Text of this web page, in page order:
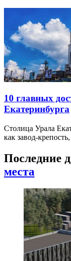
10 главных
Екатеринбурга
Столица Урала
как завод-
Последние
места